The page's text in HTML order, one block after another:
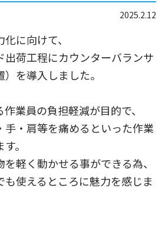
2025.2.12
に向けて、
出荷工程にカウンターバランサ
を導入しました。
業員の負担軽減が目的で、
手・肩等を痛めるといった作業
。
軽く動かせる事ができる為、
使えるところに魅力を感じま